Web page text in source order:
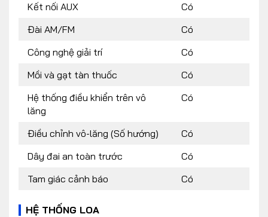
Kết nối AUX
Có
Đài AM/FM
Có
Công nghệ giải trí
Có
Mồi và gạt tàn thuốc
Có
Hệ thống điều khiển trên vô
lăng
Có
Điều chỉnh vô-lăng (Số hướng)
Có
Dây đai an toàn trước
Có
Tam giác cảnh báo
Có
HỆ THỐNG LOA